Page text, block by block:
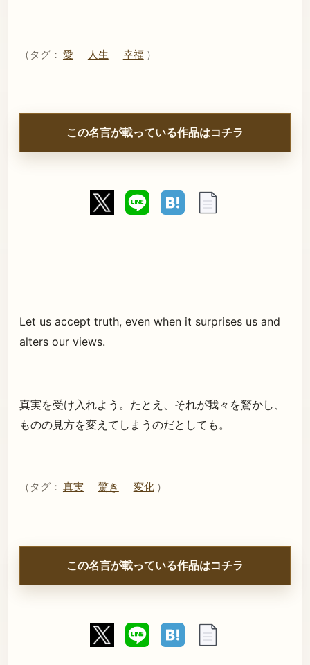
（タグ： 愛 人生 幸福 ）
この名言が載っている作品はコチラ
Let us accept truth, even when it surprises us and
alters our views.
真実を受け入れよう。たとえ、それが我々を驚かし、
ものの見方を変えてしまうのだとしても。
（タグ： 真実 驚き 変化 ）
この名言が載っている作品はコチラ